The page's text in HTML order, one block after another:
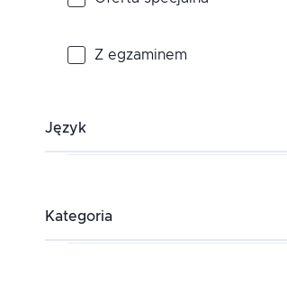
Wrzesień
Grudzień
Z egzaminem
Język
Kategoria